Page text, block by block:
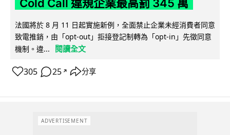
Cold Call 違規企業最高罰 345 萬
法國將於 8 月 11 日起實施新例，全面禁止企業未經消費者同意
致電推銷，由「opt-out」拒接登記制轉為「opt-in」先徵同意
機制。違...
閱讀全文
305 25 ↗ 分享
ADVERTISEMENT